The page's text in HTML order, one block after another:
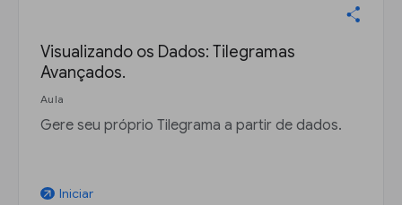
Visualizando os Dados: Tilegramas
Avançados.
Aula
Gere seu próprio Tilegrama a partir de dados.
arrow_outward Iniciar